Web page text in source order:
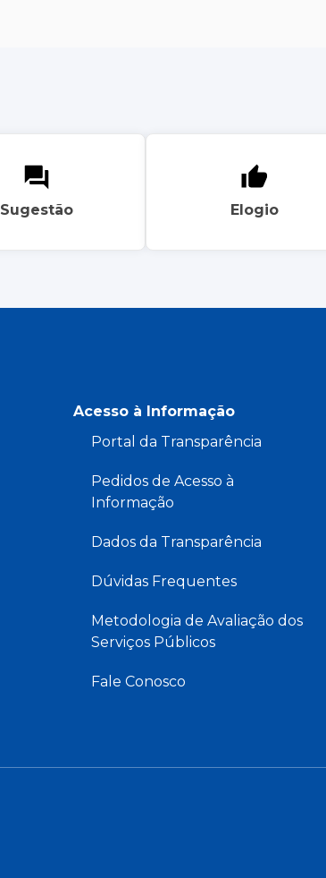
Sugestão Elogio
Acesso à Informação
Portal da Transparência
Pedidos de Acesso à
Informação
Dados da Transparência
Dúvidas Frequentes
Metodologia de Avaliação dos
Serviços Públicos
Fale Conosco